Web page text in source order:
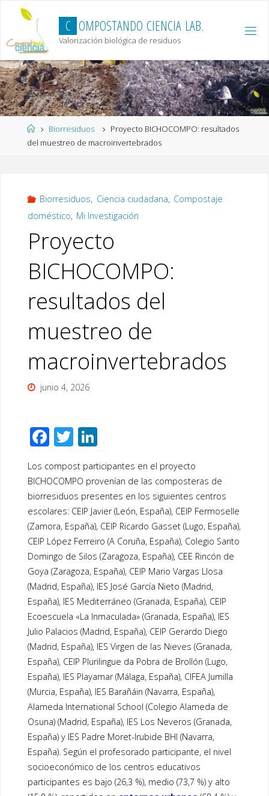
content
C OMPOSTANDO CIENCIA LAB.
Valorización biológica de residuos
HomeBiorresiduos
Proyecto BICHOCOMPO: resultados
del muestreo de macroinvertebrados
Biorresiduos, Ciencia ciudadana, Compostaje
doméstico, Mi Investigación
Proyecto
BICHOCOMPO:
resultados del
muestreo de
macroinvertebrados
junio 4, 2026
F
e
b
o
o
k
T
tt
er
Li
n
k
e
dI
n
Los compost participantes en el proyecto
BICHOCOMPO provenían de las composteras de
biorresiduos presentes en los siguientes centros
escolares: CEIP Javier (León, España), CEIP Fermoselle
(Zamora, España), CEIP Ricardo Gasset (Lugo, España),
CEIP López Ferreiro (A Coruña, España), Colegio Santo
Domingo de Silos (Zaragoza, España), CEE Rincón de
Goya (Zaragoza, España), CEIP Mario Vargas Llosa
(Madrid, España), IES José García Nieto (Madrid,
España), IES Mediterráneo (Granada, España), CEIP
Ecoescuela «La Inmaculada» (Granada, España), IES
Julio Palacios (Madrid, España), CEIP Gerardo Diego
(Madrid, España), IES Virgen de las Nieves (Granada,
España), CEIP Plurilingue da Pobra de Brollón (Lugo,
España), IES Playamar (Málaga, España), CIFEA Jumilla
(Murcia, España), IES Barañáin (Navarra, España),
Alameda International School (Colegio Alameda de
Osuna) (Madrid, España), IES Los Neveros (Granada,
España) y IES Padre Moret-Irubide BHI (Navarra,
España). Según el profesorado participante, el nivel
socioeconómico de los centros educativos
participantes es bajo (26,3 %), medio (73,7 %) y alto